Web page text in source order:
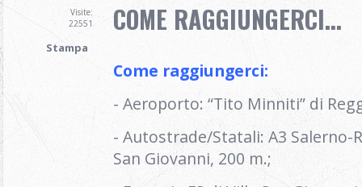
Visite:
22551
Stampa
COME RAGGIUNGERCI...
Come raggiungerci:
- Aeroporto: “Tito Minniti” di
- Autostrade/Statali: A3 Salerno-
San Giovanni, 200 m.;